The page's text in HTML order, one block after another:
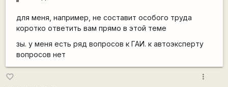
для меня, например, не составит особого труда
коротко ответить вам прямо в этой теме
зы. у меня есть ряд вопросов к ГАИ. к автоэксперту
вопросов нет
favorite_border more_vert